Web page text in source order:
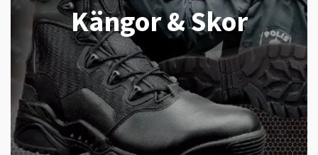
Kängor & Skor